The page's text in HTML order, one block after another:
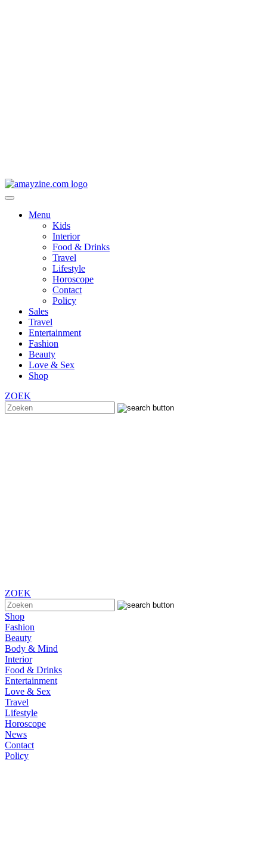
Menu
Kids
Interior
Food & Drinks
Travel
Lifestyle
Horoscope
Contact
Policy
Sales
Travel
Entertainment
Fashion
Beauty
Love & Sex
Shop
ZOEK
ZOEK
Shop
Fashion
Beauty
Body & Mind
Interior
Food & Drinks
Entertainment
Love & Sex
Travel
Lifestyle
Horoscope
News
Contact
Policy